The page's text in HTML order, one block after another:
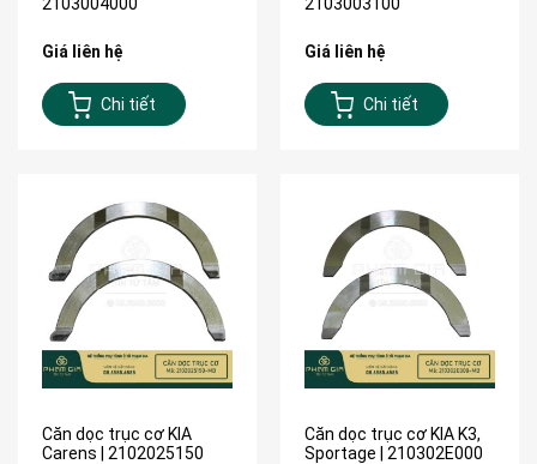
Giá liên hệ
Chi tiết
Giá liên hệ
Chi tiết
Căn dọc trục cơ KIA
Carens | 2102025150
Căn dọc trục cơ KIA K3,
Sportage | 210302E000